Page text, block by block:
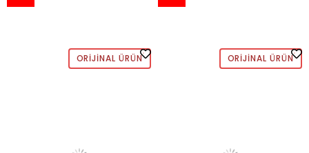
ORIJINAL ÜRÜN ORIJINAL ÜRÜN